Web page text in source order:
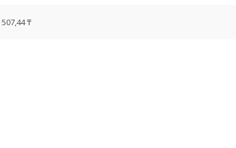
507,44 ₸